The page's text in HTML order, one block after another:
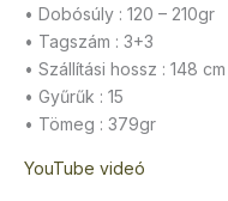
• Dobósúly : 120 – 210gr
• Tagszám : 3+3
• Szállítási hossz : 148 cm
• Gyűrűk : 15
• Tömeg : 379gr
YouTube videó